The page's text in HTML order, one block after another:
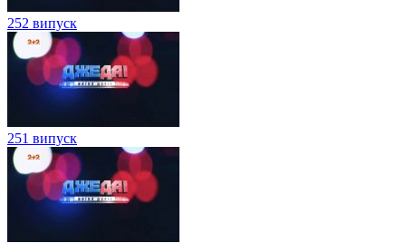
252 випуск
251 випуск